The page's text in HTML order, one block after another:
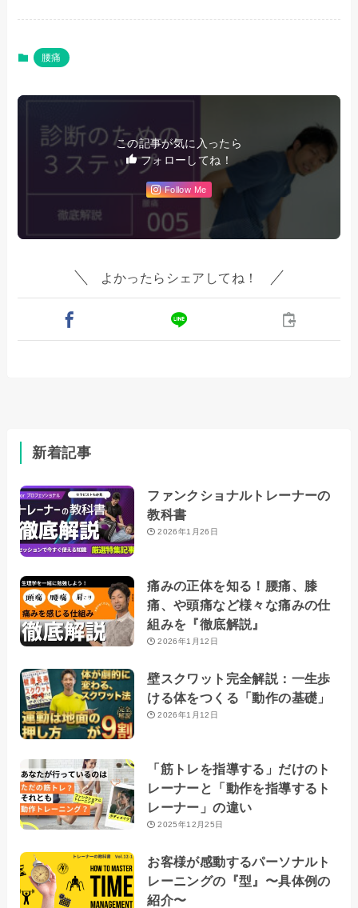
腰痛
この記事が気に入ったら
フォローしてね！
Follow Me
よかったらシェアしてね！
新着記事
ファンクショナルトレーナーの
教科書
2026年1月26日
痛みの正体を知る！腰痛、膝
痛、や頭痛など様々な痛みの仕
組みを『徹底解説』
2026年1月12日
壁スクワット完全解説：一生歩
ける体をつくる「動作の基礎」
2026年1月12日
「筋トレを指導する」だけのト
レーナーと「動作を指導するト
レーナー」の違い
2025年12月25日
お客様が感動するパーソナルト
レーニングの『型』〜具体例の
紹介〜